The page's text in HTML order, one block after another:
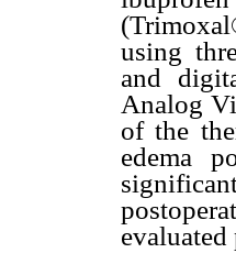
using
and
Analog
of the
edema
evaluated